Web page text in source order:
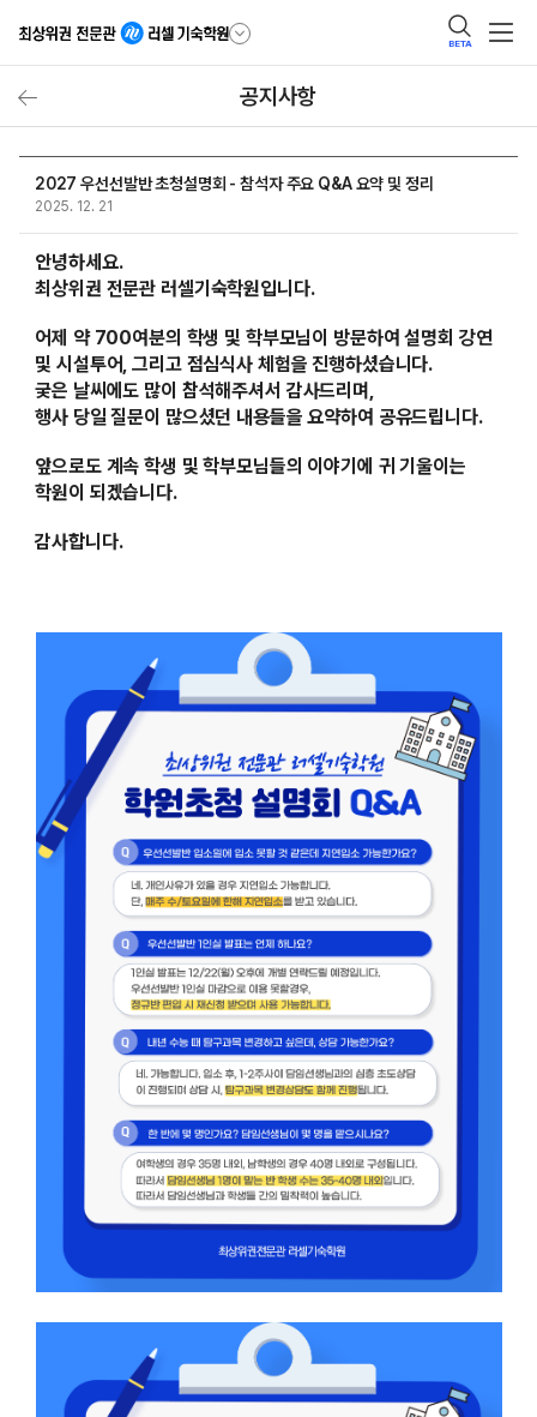
BETA
공지사항
2027 우선선발반 초청설명회 - 참석자 주요 Q&A 요약 및 정리
2025. 12. 21
안녕하세요.
최상위권 전문관 러셀기숙학원입니다.
어제 약 700여분의 학생 및 학부모님이 방문하여 설명회 강연
및 시설투어, 그리고 점심식사 체험을 진행하셨습니다.
궂은 날씨에도 많이 참석해주셔서 감사드리며,
행사 당일 질문이 많으셨던 내용들을 요약하여 공유드립니다.
앞으로도 계속 학생 및 학부모님들의 이야기에 귀 기울이는
학원이 되겠습니다.
감사합니다.